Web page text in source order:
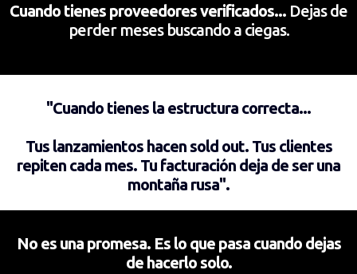
Cuando tienes proveedores verificados... Dejas de
perder meses buscando a ciegas.
"Cuando tienes la estructura correcta...
Tus lanzamientos hacen sold out. Tus clientes
repiten cada mes. Tu facturación deja de ser una
montaña rusa".
No es una promesa. Es lo que pasa cuando dejas
de hacerlo solo.